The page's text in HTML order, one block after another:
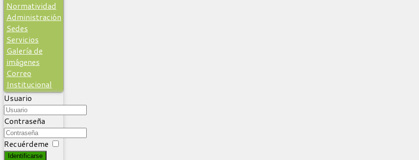
Normatividad
Administración
Sedes
Servicios
Galería de
imágenes
Correo
Institucional
Usuario
Contraseña
Recuérdeme
Identificarse